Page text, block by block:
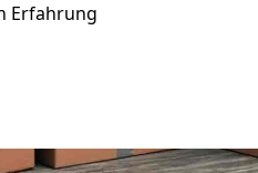
Erfahrung